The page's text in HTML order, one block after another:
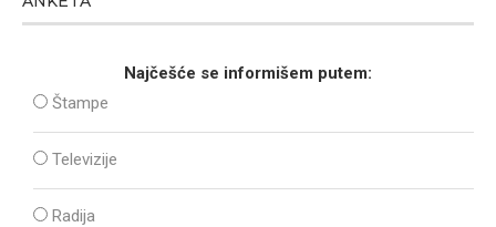
Najčešće se informišem putem:
Štampe
Televizije
Radija